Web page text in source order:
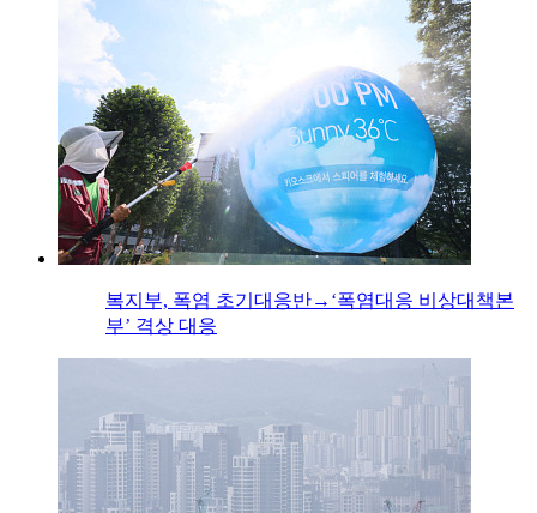
복지부, 폭염 초기대응반→‘폭염대응 비상대책본
부’ 격상 대응